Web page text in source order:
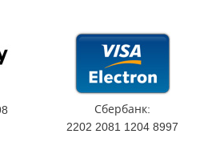
Сбербанк:
2202 2081 1204 8997